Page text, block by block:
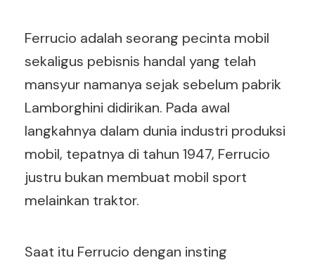
Ferrucio adalah seorang pecinta mobil
sekaligus pebisnis handal yang telah
mansyur namanya sejak sebelum pabrik
Lamborghini didirikan. Pada awal
langkahnya dalam dunia industri produksi
mobil, tepatnya di tahun 1947, Ferrucio
justru bukan membuat mobil sport
melainkan traktor.
Saat itu Ferrucio dengan insting